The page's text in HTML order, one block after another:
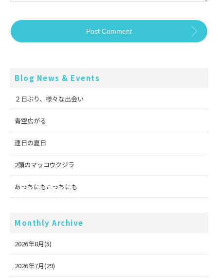
Blog News & Events
２日ぶり、様々な出会い
青空広がる
連日の夏日
2頭のマッコウクジラ
あっちにもこっちにも
Monthly Archive
2026年8月(5)
2026年7月(29)